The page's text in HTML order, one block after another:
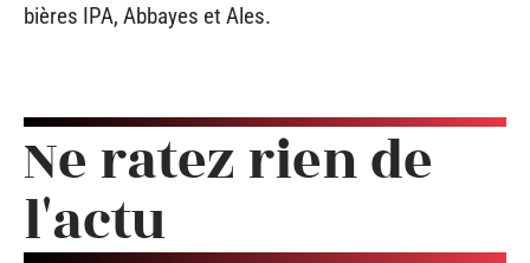
bières IPA, Abbayes et Ales.
Ne ratez rien de
l'actu